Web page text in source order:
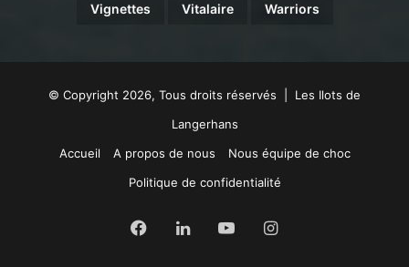
Vignettes Vitalaire Warriors
© Copyright 2026, Tous droits réservés | Les Ilots de
Langerhans
Accueil
A propos de nous
Nous équipe de choc
Politique de confidentialité
Facebook
LinkedinYouTubeInstagram